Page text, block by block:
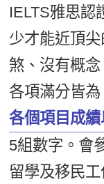
英文寫作
TED
CNN聽力
新聞英文
兒童美語
數位學習
IELTS雅思認
少才能近頂
煞、沒有概
各項滿分皆
各個項目成
5組數字。會
留學及移民